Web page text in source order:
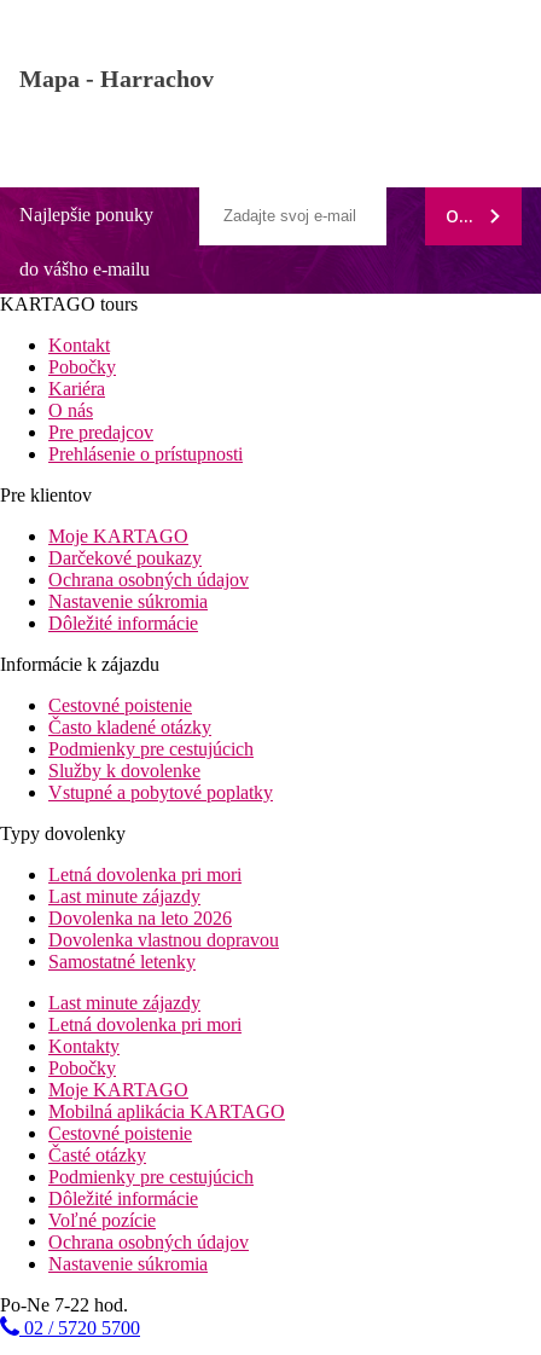
Mapa - Harrachov
Najlepšie ponuky
do vášho e-mailu
ODOBERAŤ
KARTAGO tours
Kontakt
Pobočky
Kariéra
O nás
Pre predajcov
Prehlásenie o prístupnosti
Pre klientov
Moje KARTAGO
Darčekové poukazy
Ochrana osobných údajov
Nastavenie súkromia
Dôležité informácie
Informácie k zájazdu
Cestovné poistenie
Často kladené otázky
Podmienky pre cestujúcich
Služby k dovolenke
Vstupné a pobytové poplatky
Typy dovolenky
Letná dovolenka pri mori
Last minute zájazdy
Dovolenka na leto 2026
Dovolenka vlastnou dopravou
Samostatné letenky
Last minute zájazdy
Letná dovolenka pri mori
Kontakty
Pobočky
Moje KARTAGO
Mobilná aplikácia KARTAGO
Cestovné poistenie
Časté otázky
Podmienky pre cestujúcich
Dôležité informácie
Voľné pozície
Ochrana osobných údajov
Nastavenie súkromia
Po-Ne 7-22 hod.
02 / 5720 5700